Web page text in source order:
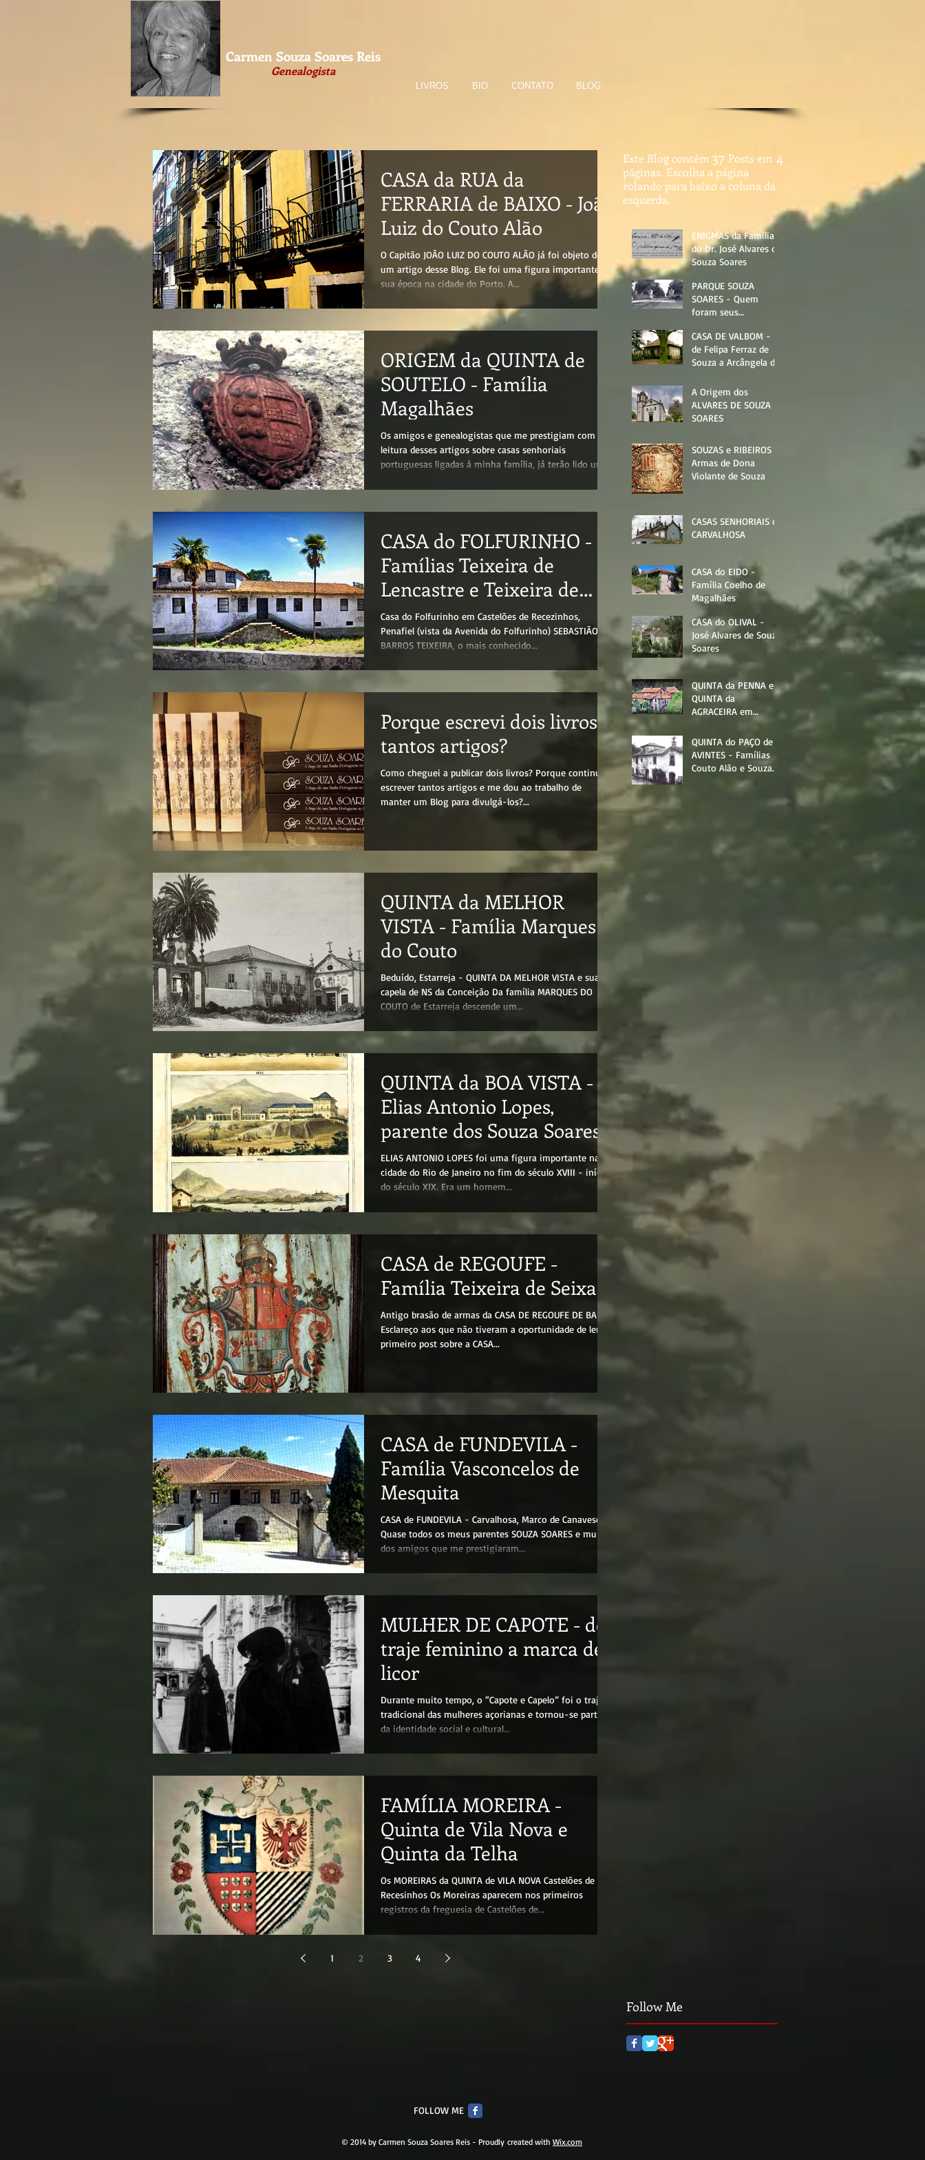
Carmen Souza Soares Reis
Genealogista
LIVROS BIO CONTATO BLOG
CASA da RUA da
FERRARIA de BAIXO - João
Luiz do Couto Alão
O Capitão JOÃO LUIZ DO COUTO ALÃO já foi objeto de
um artigo desse Blog. Ele foi uma figura importante da
sua época na cidade do Porto. A...
ORIGEM da QUINTA de
SOUTELO - Família
Magalhães
Os amigos e genealogistas que me prestigiam com a
leitura desses artigos sobre casas senhoriais
portuguesas ligadas à minha família, já terão lido um
atual propriedade da família KEATING na freguesia de
Azeredo Keating, primo dos meus primos Soares da
Mota de Azeredo (netos da tia Joana Ramos de Souza
Soares), e sua
CASA do FOLFURINHO -
Famílias Teixeira de
Lencastre e Teixeira de
Queirós
Casa do Folfurinho em Castelões de Recezinhos,
Penafiel (vista da Avenida do Folfurinho) SEBASTIÃO DE
BARROS TEIXEIRA, o mais conhecido...
Porque escrevi dois livros e
tantos artigos?
Como cheguei a publicar dois livros? Porque continuo a
escrever tantos artigos e me dou ao trabalho de
manter um Blog para divulgá-los?...
QUINTA da MELHOR
VISTA - Família Marques
do Couto
Beduído, Estarreja - QUINTA DA MELHOR VISTA e sua
capela de NS da Conceição Da família MARQUES DO
COUTO de Estarreja descende um...
QUINTA da BOA VISTA -
Elias Antonio Lopes,
parente dos Souza Soares
ELIAS ANTONIO LOPES foi uma figura importante na
cidade do Rio de Janeiro no fim do século XVIII - início
do século XIX. Era um homem...
CASA de REGOUFE -
Família Teixeira de Seixas
Antigo brasão de armas da CASA DE REGOUFE DE BAIXO
Esclareço aos que não tiveram a oportunidade de ler o
primeiro post sobre a CASA...
CASA de FUNDEVILA -
Família Vasconcelos de
Mesquita
CASA de FUNDEVILA - Carvalhosa, Marco de Canaveses
Quase todos os meus parentes SOUZA SOARES e muitos
dos amigos que me prestigiaram...
MULHER DE CAPOTE - de
traje feminino a marca de
licor
Durante muito tempo, o “Capote e Capelo” foi o traje
tradicional das mulheres açorianas e tornou-se parte
da identidade social e cultural...
FAMÍLIA MOREIRA -
Quinta de Vila Nova e
Quinta da Telha
Os MOREIRAS da QUINTA de VILA NOVA Castelões de
Recesinhos Os Moreiras aparecem nos primeiros
registros da freguesia de Castelões de...
1 2 3 4
Este Blog contém 37 Posts em 4
páginas. Escolha a página
rolando para baixo a coluna da
esquerda.
ENIGMAS da Família
do Dr. José Alvares de
Souza Soares
PARQUE SOUZA
SOARES - Quem
foram seus
CASA DE VALBOM -
de Felipa Ferraz de
Souza a Arcângela de
A Origem dos
ALVARES DE SOUZA
SOARES
SOUZAS e RIBEIROS -
Armas de Dona
Violante de Souza
CASAS SENHORIAIS de
CARVALHOSA
CASA do EIDO -
Família Coelho de
Magalhães
CASA do OLIVAL -
José Alvares de Souza
Soares
QUINTA da PENNA e
QUINTA da
AGRACEIRA em
AVINTES - Família
Souza Soares
QUINTA do PAÇO de
AVINTES - Famílias
Couto Alão e Souza
Follow Me
FOLLOW ME
© 2014 by Carmen Souza Soares Reis - Proudly created with Wix.com